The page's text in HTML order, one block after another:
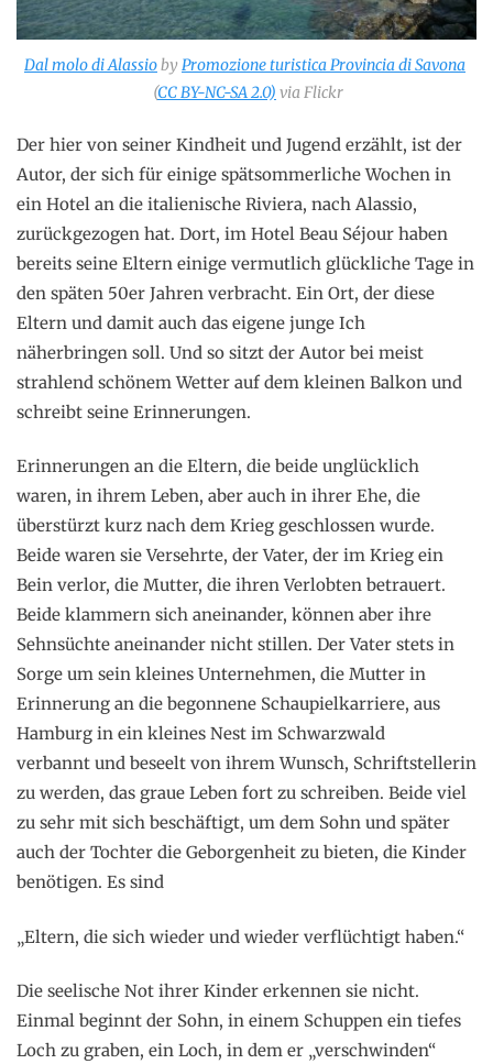
Dal molo di AlassiobyPromozione turistica Provincia di Savona
(CC BY-NC-SA 2.0) via Flickr
Der hier von seiner Kindheit und Jugend erzählt, ist der
Autor, der sich für einige spätsommerliche Wochen in
ein Hotel an die italienische Riviera, nach Alassio,
zurückgezogen hat. Dort, im Hotel Beau Séjour haben
bereits seine Eltern einige vermutlich glückliche Tage in
den späten 50er Jahren verbracht. Ein Ort, der diese
Eltern und damit auch das eigene junge Ich
näherbringen soll. Und so sitzt der Autor bei meist
strahlend schönem Wetter auf dem kleinen Balkon und
schreibt seine Erinnerungen.
Erinnerungen an die Eltern, die beide unglücklich
waren, in ihrem Leben, aber auch in ihrer Ehe, die
überstürzt kurz nach dem Krieg geschlossen wurde.
Beide waren sie Versehrte, der Vater, der im Krieg ein
Bein verlor, die Mutter, die ihren Verlobten betrauert.
Beide klammern sich aneinander, können aber ihre
Sehnsüchte aneinander nicht stillen. Der Vater stets in
Sorge um sein kleines Unternehmen, die Mutter in
Erinnerung an die begonnene Schaupielkarriere, aus
Hamburg in ein kleines Nest im Schwarzwald
verbannt und beseelt von ihrem Wunsch, Schriftstellerin
zu werden, das graue Leben fort zu schreiben. Beide viel
zu sehr mit sich beschäftigt, um dem Sohn und später
auch der Tochter die Geborgenheit zu bieten, die Kinder
benötigen. Es sind
„Eltern, die sich wieder und wieder verflüchtigt haben.“
Die seelische Not ihrer Kinder erkennen sie nicht.
Einmal beginnt der Sohn, in einem Schuppen ein tiefes
Loch zu graben, ein Loch, in dem er „verschwinden“